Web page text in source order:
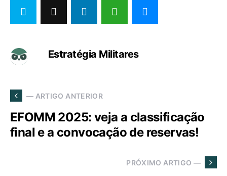
Estratégia Militares
— ARTIGO ANTERIOR
EFOMM 2025: veja a classificação
final e a convocação de reservas!
PRÓXIMO ARTIGO —